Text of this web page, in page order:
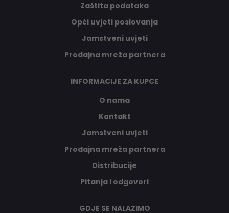
Zaštita podataka
Opći uvjeti poslovanja
Jamstveni uvjeti
Prodajna mreža partnera
INFORMACIJE ZA KUPCE
O nama
Kontakt
Jamstveni uvjeti
Prodajna mreža partnera
Distribucije
Pitanja i odgovori
GDJE SE NALAZIMO